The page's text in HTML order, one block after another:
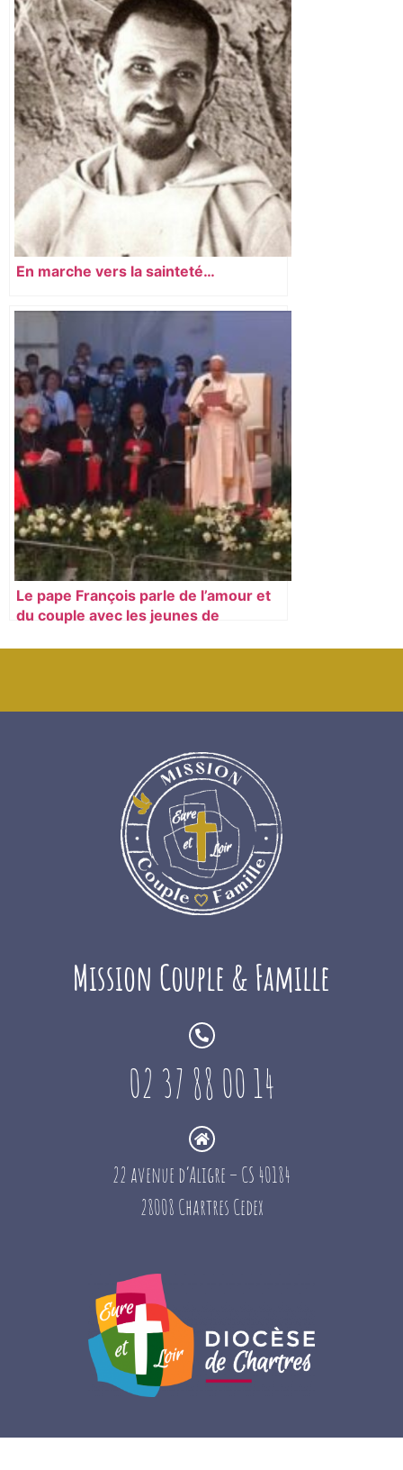
En marche vers la sainteté…
Le pape François parle de l’amour et
du couple avec les jeunes de
Mission Couple & Famille
02 37 88 00 14
22 avenue d’Aligre – CS 40184
28008 Chartres Cedex